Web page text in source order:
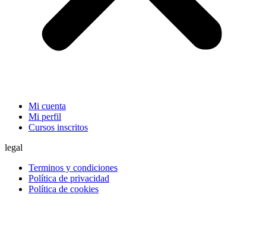
Mi cuenta
Mi perfil
Cursos inscritos
legal
Terminos y condiciones
Política de privacidad
Política de cookies